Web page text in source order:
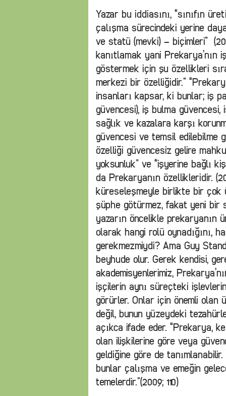
Yazar bu iddiasını, “sınıfın
çalışma sürecindeki yerine
ve statü (mevki) – biçimleri”
kanıtlamak yani Prekarya’nın
göstermek için şu özellikleri
merkezi bir özelliğidir.”
insanları kapsar, ki bunlar; iş
güvencesi), iş bulma
sağlık ve kazalara karşı
güvencesi ve temsil edilebilme
özelliği güvencesiz gelire
yoksunluk” ve “işyerine bağlı
da Prekaryanın özellikleridir.
küreseleşmeyle birlikte bir çok
şüphe götürmez, fakat yeni bir
yazarın öncelikle prekaryanın
olarak hangi rolü oynadığını,
gerekmezmiydi? Ama Guy
beyhude olur. Gerek kendisi,
akademisyenlerimiz,
işçilerin aynı süreçteki
görürler. Onlar için önemli olan
değil, bunun yüzeydeki
açıkca ifade eder. “Prekarya,
olan ilişkilerine göre veya
geldiğine göre de
bunlar çalışma ve emeğin
temelerdir.”(2009; 110)